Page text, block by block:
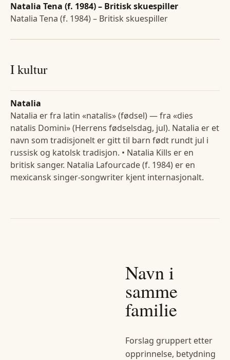
Natalia Tena (f. 1984) – Britisk skuespiller
Natalia Tena (f. 1984) – Britisk skuespiller
I kultur
Natalia
Natalia er fra latin «natalis» (fødsel) — fra «dies
natalis Domini» (Herrens fødselsdag, jul). Natalia er et
navn som tradisjonelt er gitt til barn født rundt jul i
russisk og katolsk tradisjon. • Natalia Kills er en
britisk sanger. Natalia Lafourcade (f. 1984) er en
mexicansk singer-songwriter kjent internasjonalt.
Navn i
samme
familie
Forslag gruppert etter
opprinnelse, betydning